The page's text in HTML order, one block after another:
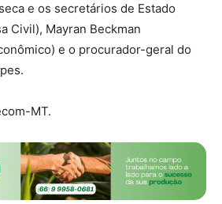
e os secretários de Estado
Civil), Mayran Beckman
e o procurador-geral do
MT.